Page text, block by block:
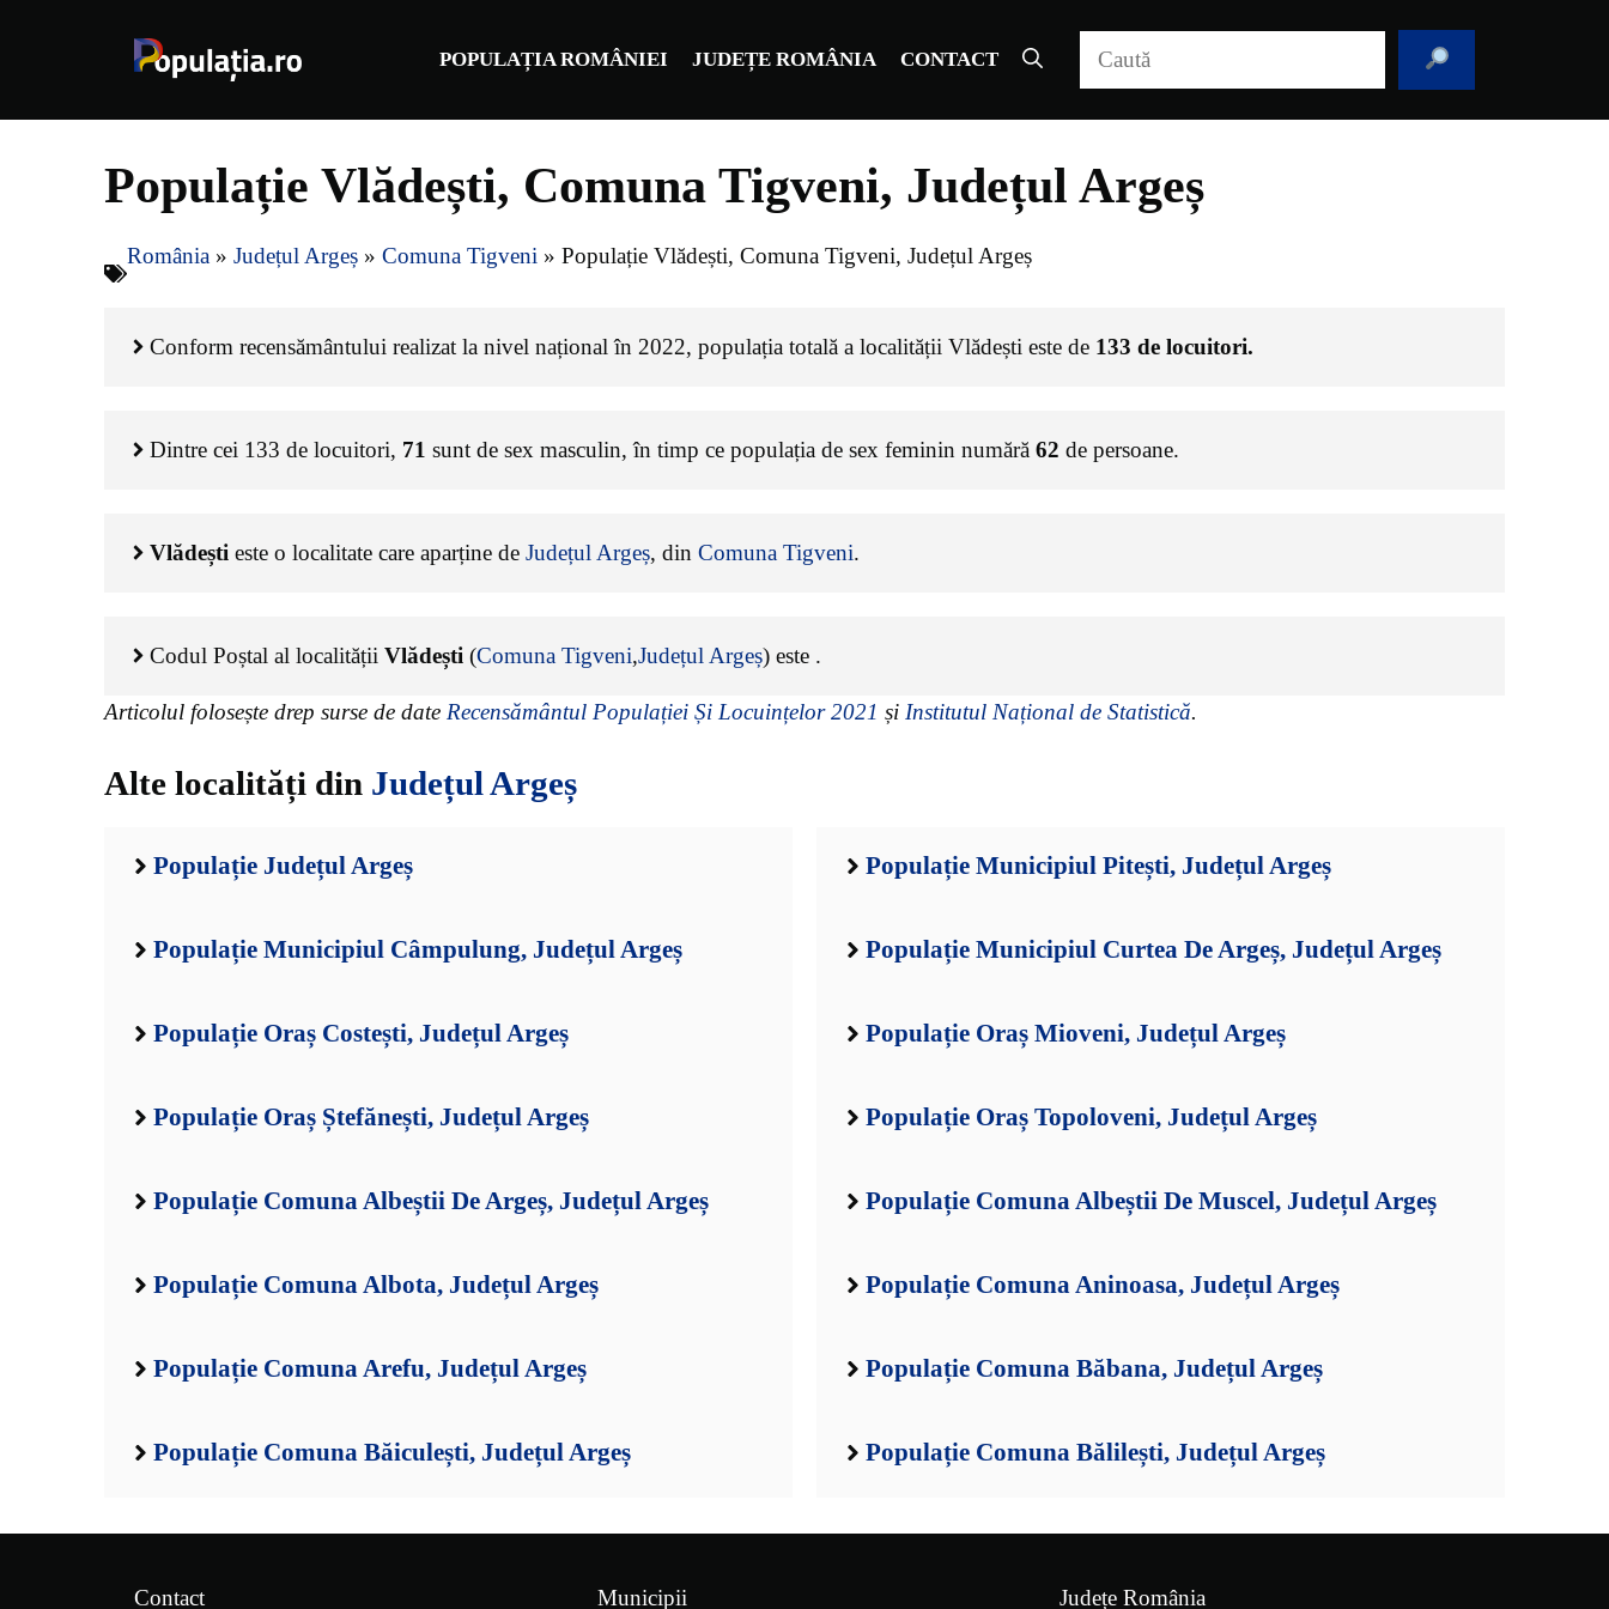
POPULAȚIA ROMÂNIEI JUDEȚE ROMÂNIA CONTACT
Populație Vlădești, Comuna Tigveni, Județul Argeș
România » Județul Argeș » Comuna Tigveni » Populație Vlădești, Comuna Tigveni, Județul Argeș
Conform recensământului realizat la nivel național în 2022, populația totală a localității Vlădești este de 133 de locuitori.
Dintre cei 133 de locuitori, 71 sunt de sex masculin, în timp ce populația de sex feminin numără 62 de persoane.
Vlădești este o localitate care aparține de Județul Argeș, din Comuna Tigveni.
Codul Poștal al localității Vlădești (Comuna Tigveni,Județul Argeș) este .
Articolul folosește drep surse de date Recensământul Populației Și Locuințelor 2021 și Institutul Național de Statistică.
Alte localități din Județul Argeș
Populație Județul Argeș Populație Municipiul Pitești, Județul Argeș
Populație Municipiul Câmpulung, Județul Argeș Populație Municipiul Curtea De Argeș, Județul Argeș
Populație Oraș Costești, Județul Argeș Populație Oraș Mioveni, Județul Argeș
Populație Oraș Ștefănești, Județul Argeș Populație Oraș Topoloveni, Județul Argeș
Populație Comuna Albeștii De Argeș, Județul Argeș Populație Comuna Albeștii De Muscel, Județul Argeș
Populație Comuna Albota, Județul Argeș Populație Comuna Aninoasa, Județul Argeș
Populație Comuna Arefu, Județul Argeș Populație Comuna Băbana, Județul Argeș
Populație Comuna Băiculești, Județul Argeș Populație Comuna Bălilești, Județul Argeș
Contact Municipii Județe România